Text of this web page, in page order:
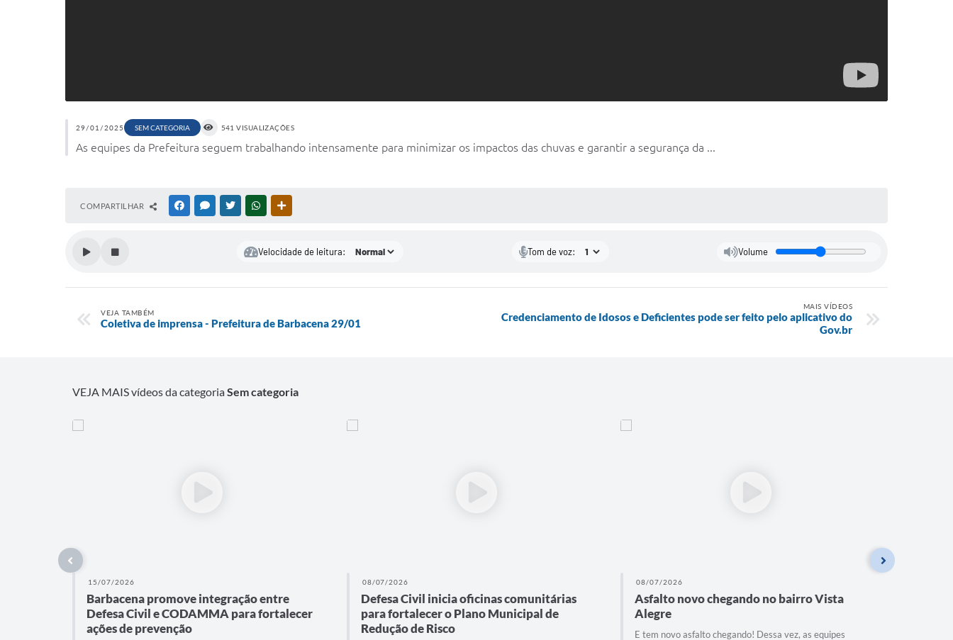
29/01/2025 SEM CATEGORIA 541 VISUALIZAÇÕES
As equipes da Prefeitura seguem trabalhando intensamente para minimizar os impactos das chuvas e garantir a segurança da ...
COMPARTILHAR FACEBOOKMESSENGER
TWITTERWHATSAPP
Velocidade de leitura: Tom de voz: Volume
VEJA TAMBÉM
Coletiva de imprensa - Prefeitura de Barbacena 29/01
MAIS VÍDEOS
Credenciamento de Idosos e Deficientes pode ser feito pelo aplicativo do
Gov.br
VEJA MAIS vídeos da categoriaSem categoria
15/07/2026
Barbacena promove integração entre
Defesa Civil e CODAMMA para fortalecer
ações de prevenção
08/07/2026
Defesa Civil inicia oficinas comunitárias
para fortalecer o Plano Municipal de
Redução de Risco
08/07/2026
Asfalto novo chegando no bairro Vista
Alegre
E tem novo asfalto chegando! Dessa vez, as equipes